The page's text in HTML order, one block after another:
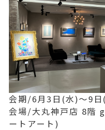
会期/6月3日(水)～9日
会場/大丸神戸店 8階
ートアート)